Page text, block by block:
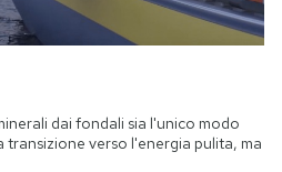
dai fondali sia l'unico modo
transizione verso l'energia pulita, ma